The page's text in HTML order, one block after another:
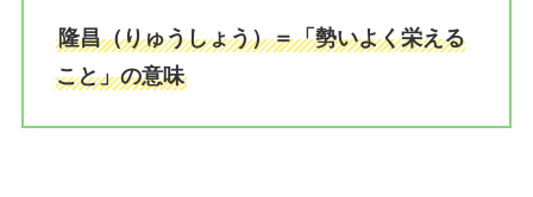
隆昌（りゅうしょう）＝「勢いよく栄える
こと」の意味